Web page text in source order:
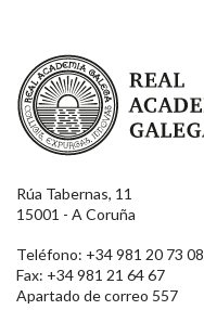
Real Academia Galega
Rúa Tabernas, 11
15001 - A Coruña
Teléfono: +34 981 20 73 08
Fax: +34 981 21 64 67
Apartado de correo 557